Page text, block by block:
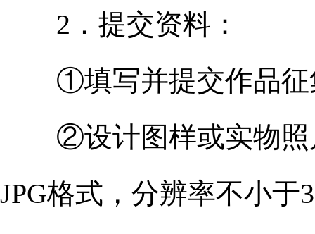
2．提交资料：
①填写并提交作品征
②设计图样或实物照片
JPG格式，分辨率不小于